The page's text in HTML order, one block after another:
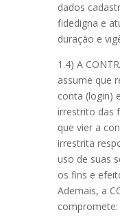
dados
fidedigna e
duração e
1.4) A
assume que
conta (login)
irrestrito das
que vier a
irrestrita
uso de suas
os fins e
Ademais, a
compromete: